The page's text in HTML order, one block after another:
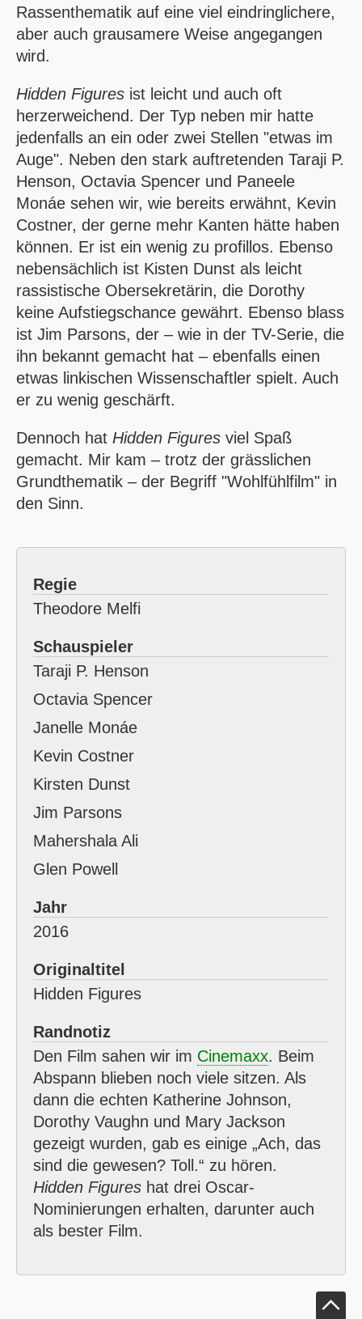
Rassenthematik auf eine viel eindringlichere,
aber auch grausamere Weise angegangen
wird.
Hidden Figures ist leicht und auch oft
herzerweichend. Der Typ neben mir hatte
jedenfalls an ein oder zwei Stellen "etwas im
Auge". Neben den stark auftretenden Taraji P.
Henson, Octavia Spencer und Paneele
Monáe sehen wir, wie bereits erwähnt, Kevin
Costner, der gerne mehr Kanten hätte haben
können. Er ist ein wenig zu profillos. Ebenso
nebensächlich ist Kisten Dunst als leicht
rassistische Obersekretärin, die Dorothy
keine Aufstiegschance gewährt. Ebenso blass
ist Jim Parsons, der – wie in der TV-Serie, die
ihn bekannt gemacht hat – ebenfalls einen
etwas linkischen Wissenschaftler spielt. Auch
er zu wenig geschärft.
Dennoch hat Hidden Figures viel Spaß
gemacht. Mir kam – trotz der grässlichen
Grundthematik – der Begriff "Wohlfühlfilm" in
den Sinn.
Regie
Theodore Melfi
Schauspieler
Taraji P. Henson
Octavia Spencer
Janelle Monáe
Kevin Costner
Kirsten Dunst
Jim Parsons
Mahershala Ali
Glen Powell
Jahr
2016
Originaltitel
Hidden Figures
Randnotiz
Den Film sahen wir im Cinemaxx. Beim
Abspann blieben noch viele sitzen. Als
dann die echten Katherine Johnson,
Dorothy Vaughn und Mary Jackson
gezeigt wurden, gab es einige Ach, das
sind die gewesen? Toll.
zu hören.
Hidden Figures hat drei Oscar-
Nominierungen erhalten, darunter auch
als bester Film.
Klick